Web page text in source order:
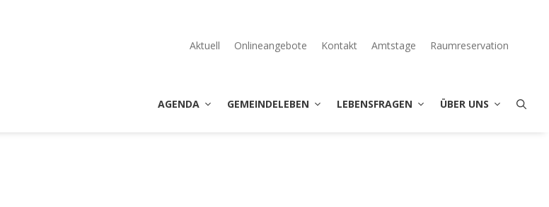
Aktuell Onlineangebote Kontakt Amtstage Raumreservation
AGENDA GEMEINDELEBEN LEBENSFRAGEN ÜBER UNS